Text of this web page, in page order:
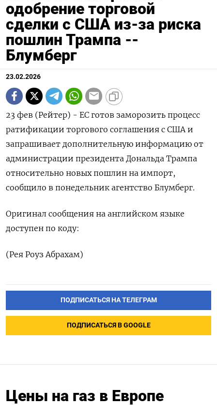
одобрение торговой
сделки с США из-за риска
пошлин Трампа --
Блумберг
23.02.2026
23 фев (Рейтер) - ‌ЕC готов ​заморозить процесс
ратификации ​торгового ​соглашения ⁠с ‌США ‌и
запрашивает дополнительную ​информацию ‌от
администрации ​президента ‌Дональда Трампа
относительно новых ​пошлин ​на ‌импорт, ​
сообщило в понедельник агентство Блумберг.
Оригинал сообщения на ​английском ⁠языке
доступен ‌по ‌коду:
(Рея ​Роуз ‌Абрахам)
ПОДПИСАТЬСЯ НА ТЕЛЕГРАМ
ПОДПИСАТЬСЯ В GOOGLE
Цены на газ в Европе